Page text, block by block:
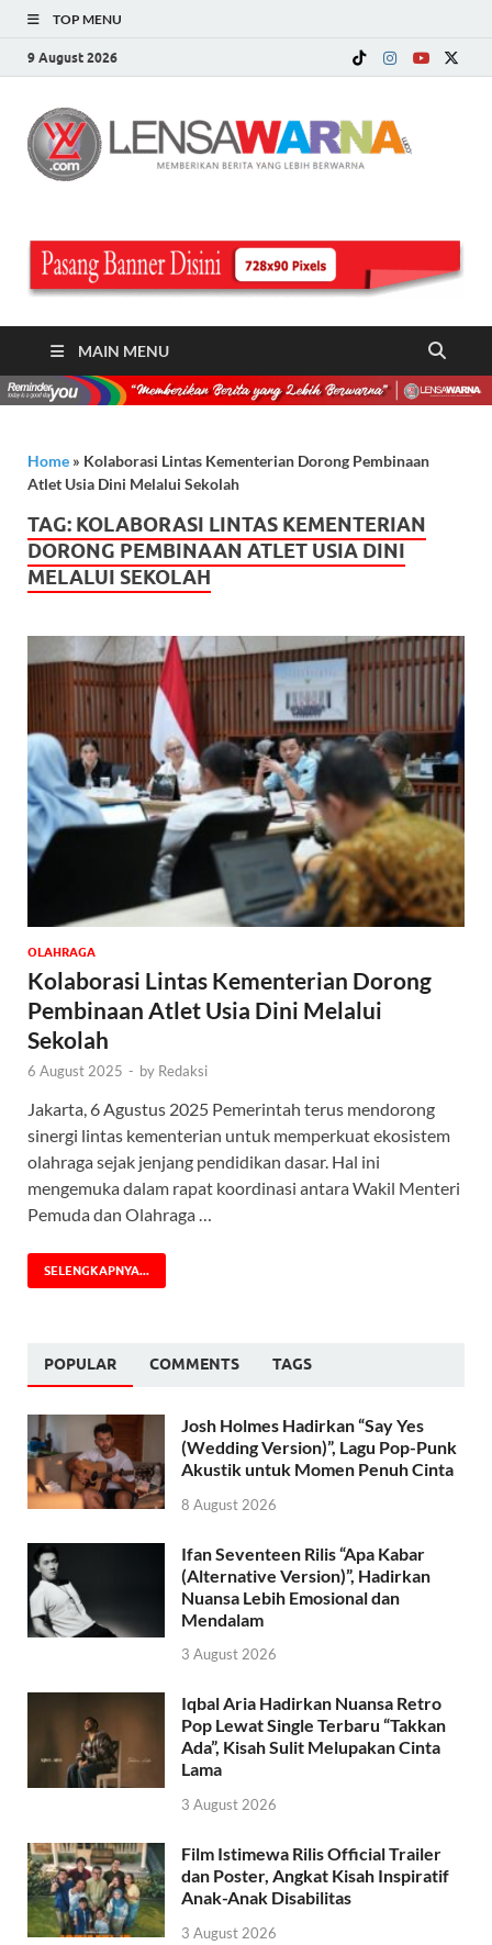
TOP MENU
9 August 2026
MAIN MENU
Home » Kolaborasi Lintas Kementerian Dorong Pembinaan
Atlet Usia Dini Melalui Sekolah
TAG: KOLABORASI LINTAS KEMENTERIAN
DORONG PEMBINAAN ATLET USIA DINI
MELALUI SEKOLAH
OLAHRAGA
Kolaborasi Lintas Kementerian Dorong
Pembinaan Atlet Usia Dini Melalui
Sekolah
6 August 2025 - by Redaksi
Jakarta, 6 Agustus 2025 Pemerintah terus mendorong
sinergi lintas kementerian untuk memperkuat ekosistem
olahraga sejak jenjang pendidikan dasar. Hal ini
mengemuka dalam rapat koordinasi antara Wakil Menteri
Pemuda dan Olahraga …
SELENGKAPNYA...
POPULAR COMMENTS TAGS
Josh Holmes Hadirkan “Say Yes
(Wedding Version)”, Lagu Pop-Punk
Akustik untuk Momen Penuh Cinta
8 August 2026
Ifan Seventeen Rilis “Apa Kabar
(Alternative Version)”, Hadirkan
Nuansa Lebih Emosional dan
Mendalam
3 August 2026
Iqbal Aria Hadirkan Nuansa Retro
Pop Lewat Single Terbaru “Takkan
Ada”, Kisah Sulit Melupakan Cinta
Lama
3 August 2026
Film Istimewa Rilis Official Trailer
dan Poster, Angkat Kisah Inspiratif
Anak-Anak Disabilitas
3 August 2026